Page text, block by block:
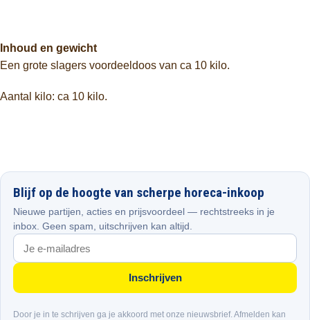
Inhoud en gewicht
Een grote slagers voordeeldoos van ca 10 kilo.
Aantal kilo: ca 10 kilo.
Blijf op de hoogte van scherpe horeca-inkoop
Nieuwe partijen, acties en prijsvoordeel — rechtstreeks in je
inbox. Geen spam, uitschrijven kan altijd.
Inschrijven
Door je in te schrijven ga je akkoord met onze nieuwsbrief. Afmelden kan